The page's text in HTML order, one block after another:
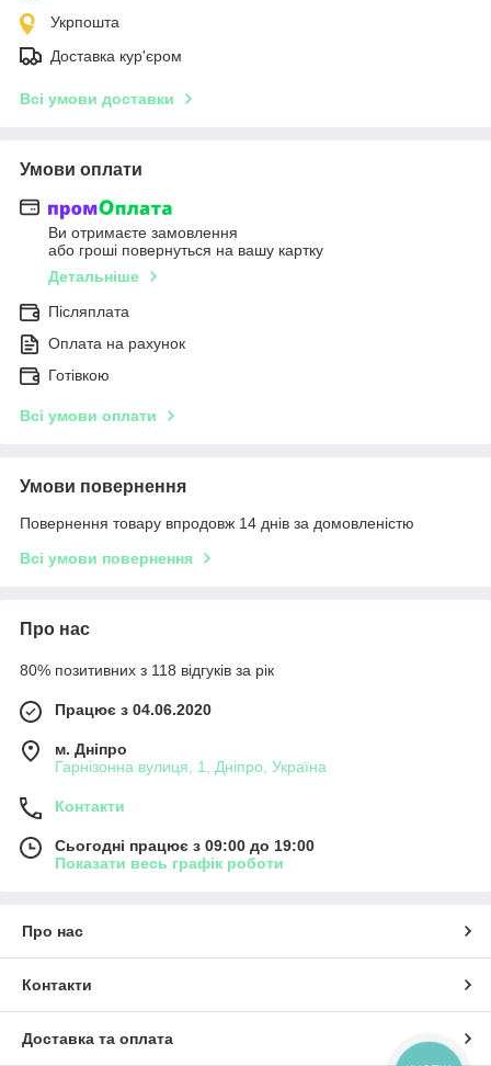
Укрпошта
Доставка кур'єром
Всі умови доставки
Умови оплати
Ви отримаєте замовлення
або гроші повернуться на вашу картку
Детальніше
Післяплата
Оплата на рахунок
Готівкою
Всі умови оплати
Умови повернення
Повернення товару впродовж 14 днів за домовленістю
Всі умови повернення
Про нас
80% позитивних з 118 відгуків за рік
Працює з 04.06.2020
м. Дніпро
Гарнізонна вулиця, 1, Дніпро, Україна
Контакти
Сьогодні працює з 09:00 до 19:00
Показати весь графік роботи
Про нас
Контакти
Доставка та оплата